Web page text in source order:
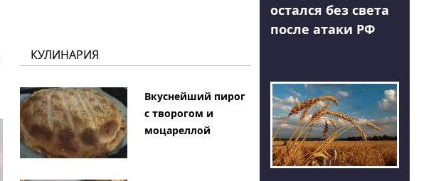
КУЛИНАРИЯ
Вкуснейший пирог
с творогом и
моцареллой
остался без света
после атаки РФ